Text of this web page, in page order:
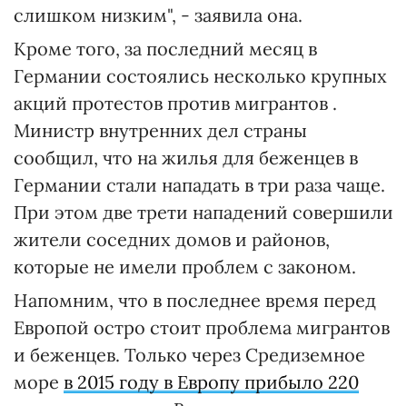
слишком низким", - заявила она.
Кроме того, за последний месяц в
Германии состоялись несколько крупных
акций протестов против мигрантов .
Министр внутренних дел страны
сообщил, что на жилья для беженцев в
Германии стали нападать в три раза чаще.
При этом две трети нападений совершили
жители соседних домов и районов,
которые не имели проблем с законом.
Напомним, что в последнее время перед
Европой остро стоит проблема мигрантов
и беженцев. Только через Средиземное
море в 2015 году в Европу прибыло 220